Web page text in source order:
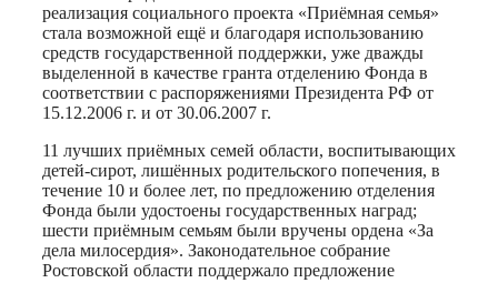
реализация социального проекта «Приёмная семья»
стала возможной ещё и благодаря использованию
средств государственной поддержки, уже дважды
выделенной в качестве гранта отделению Фонда в
соответствии с распоряжениями Президента РФ от
15.12.2006 г. и от 30.06.2007 г.
11 лучших приёмных семей области, воспитывающих
детей-сирот, лишённых родительского попечения, в
течение 10 и более лет, по предложению отделения
Фонда были удостоены государственных наград;
шести приёмным семьям были вручены ордена «За
дела милосердия». Законодательное собрание
Ростовской области поддержало предложение